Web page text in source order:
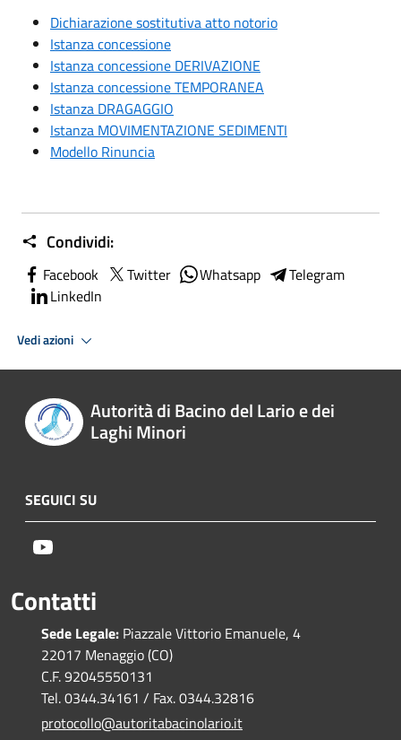
Dichiarazione sostitutiva atto notorio
Istanza concessione
Istanza concessione DERIVAZIONE
Istanza concessione TEMPORANEA
Istanza DRAGAGGIO
Istanza MOVIMENTAZIONE SEDIMENTI
Modello Rinuncia
Condividi:
Facebook Twitter Whatsapp
Telegram
LinkedIn
Vedi azioni
Autorità di Bacino del Lario e dei
Laghi Minori
SEGUICI SU
Contatti
Sede Legale: Piazzale Vittorio Emanuele, 4
22017 Menaggio (CO)
C.F. 92045550131
Tel. 0344.34161 / Fax. 0344.32816
protocollo@autoritabacinolario.it